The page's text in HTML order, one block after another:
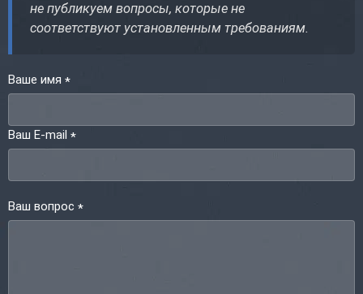
не публикуем вопросы, которые не
соответствуют установленным требованиям.
Ваше имя *
Ваш E-mail *
Ваш вопрос *